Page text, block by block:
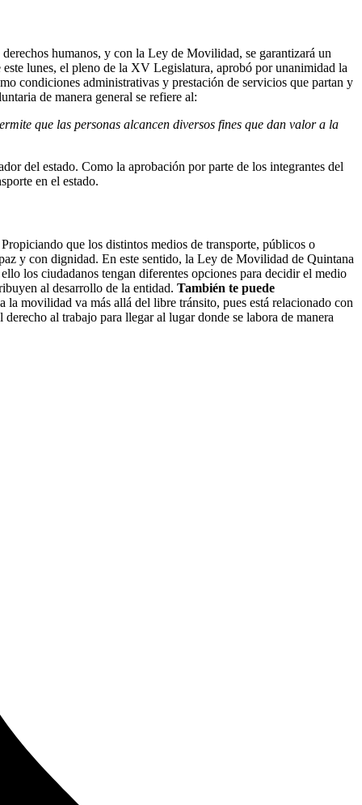
humanos, y con la Ley de Movilidad, se garantizará un
lunes, el pleno de la XV Legislatura, aprobó por unanimidad la
condiciones administrativas y prestación de servicios que partan y
de manera general se refiere al:
que las personas alcancen diversos fines que dan valor a la
del estado. Como la aprobación por parte de los integrantes del
en el estado.
que los distintos medios de transporte, públicos o
y con dignidad. En este sentido, la Ley de Movilidad de Quintana
los ciudadanos tengan diferentes opciones para decidir el medio
al desarrollo de la entidad. También te puede
la movilidad va más allá del libre tránsito, pues está relacionado con
al trabajo para llegar al lugar donde se labora de manera